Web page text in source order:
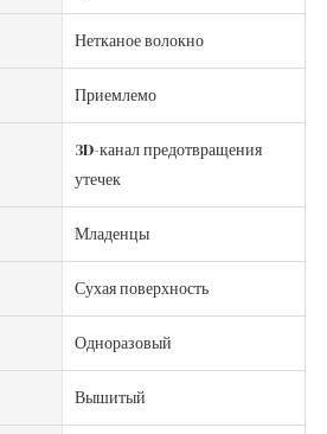
Нетканое волокно
Приемлемо
3D-канал предотвращения
утечек
Младенцы
Сухая поверхность
Одноразовый
Вышитый